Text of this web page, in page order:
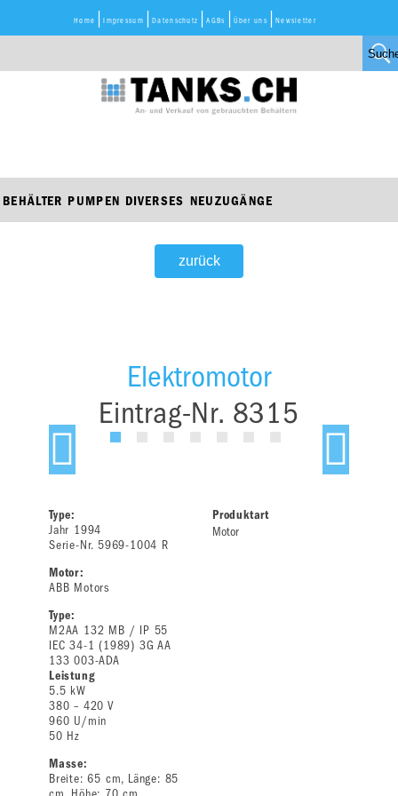
Home Impressum Datenschutz AGBs Über uns Newsletter
BEHÄLTER PUMPEN DIVERSES NEUZUGÄNGE
zurück
Elektromotor
Eintrag-Nr. 8315
Type:
Jahr 1994
Serie-Nr. 5969-1004 R
Motor:
ABB Motors
Type:
M2AA 132 MB / IP 55
IEC 34-1 (1989) 3G AA
133 003-ADA
Leistung
5.5 kW
380 – 420 V
960 U/min
50 Hz
Masse:
Breite: 65 cm, Länge: 85
Produktart
Motor